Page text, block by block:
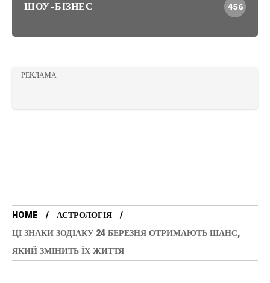
ШОУ-БІЗНЕС 456
РЕКЛАМА
HOME
АСТРОЛОГІЯ
ЦІ ЗНАКИ ЗОДІАКУ 24 БЕРЕЗНЯ ОТРИМАЮТЬ ШАНС,
ЯКИЙ ЗМІНИТЬ ЇХ ЖИТТЯ